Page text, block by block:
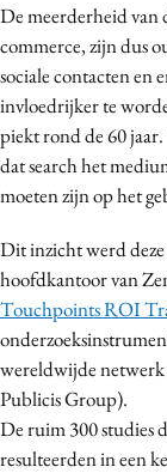
Programmatic
Purpose Marketing
Reputatie & crisis
De meerderheid van
commerce, zijn dus
sociale contacten en
invloedrijker te
piekt rond de 60
dat search het
moeten zijn op het
Dit inzicht werd
hoofdkantoor van
Touchpoints ROI
wereldwijde netwerk
Publicis Group).
De ruim 300 studies
resulteerden in een